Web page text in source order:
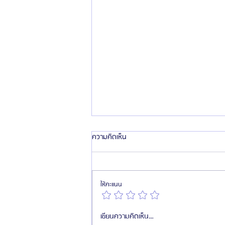
แนะนำคุณหมอ Jinhwan Byun (บยอน
ความคิดเห็น
ให้คะแนน
เขียนความคิดเห็น…